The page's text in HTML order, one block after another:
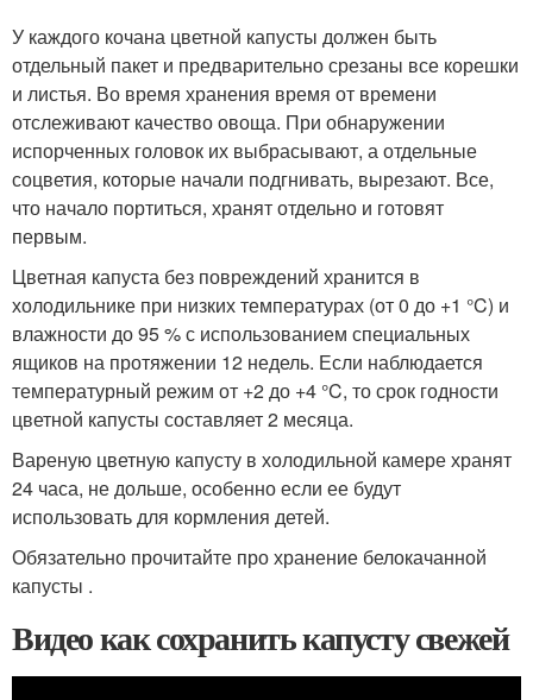
У каждого кочана цветной капусты должен быть
отдельный пакет и предварительно срезаны все корешки
и листья. Во время хранения время от времени
отслеживают качество овоща. При обнаружении
испорченных головок их выбрасывают, а отдельные
соцветия, которые начали подгнивать, вырезают. Все,
что начало портиться, хранят отдельно и готовят
первым.
Цветная капуста без повреждений хранится в
холодильнике при низких температурах (от 0 до +1 °C) и
влажности до 95 % с использованием специальных
ящиков на протяжении 12 недель. Если наблюдается
температурный режим от +2 до +4 °C, то срок годности
цветной капусты составляет 2 месяца.
Вареную цветную капусту в холодильной камере хранят
24 часа, не дольше, особенно если ее будут
использовать для кормления детей.
Обязательно прочитайте про хранение белокачанной
капусты .
Видео как сохранить капусту свежей